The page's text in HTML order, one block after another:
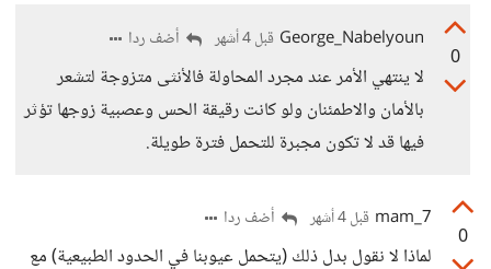
0
George_Nabelyoun قبل 4 أشهر أضف ردا
لا ينتهي الأمر عند مجرد المحاولة فالأنثى متزوجة لتشعر
بالأمان والاطمئنان ولو كانت رقيقة الحس وعصبية زوجها تؤثر
فيها قد لا تكون مجبرة للتحمل فترة طويلة.
0
mam_7 قبل 4 أشهر أضف ردا
لماذا لا نقول بدل ذلك (يتحمل عيوبنا في الحدود الطبيعية) مع